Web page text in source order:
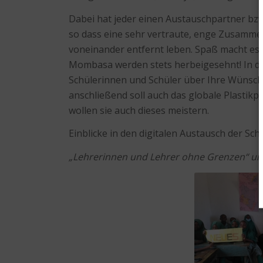
Dabei hat jeder einen Austauschpartner
so dass eine sehr vertraute, enge
voneinander entfernt leben. Spaß macht es
Mombasa werden stets herbeigesehnt! In
Schülerinnen und Schüler über Ihre
anschließend soll auch das globale
wollen sie auch dieses meistern.
Einblicke in den digitalen Austausch der
„Lehrerinnen und Lehrer ohne Grenzen“